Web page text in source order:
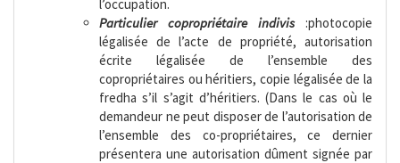
l’occupation.
Particulier copropriétaire indivis:photocopie
légalisée de l’acte de propriété, autorisation
écrite légalisée de l’ensemble des
copropriétaires ou héritiers, copie légalisée de la
fredha s’il s’agit d’héritiers. (Dans le cas où le
demandeur ne peut disposer de l’autorisation de
l’ensemble des co-propriétaires, ce dernier
présentera une autorisation dûment signée par